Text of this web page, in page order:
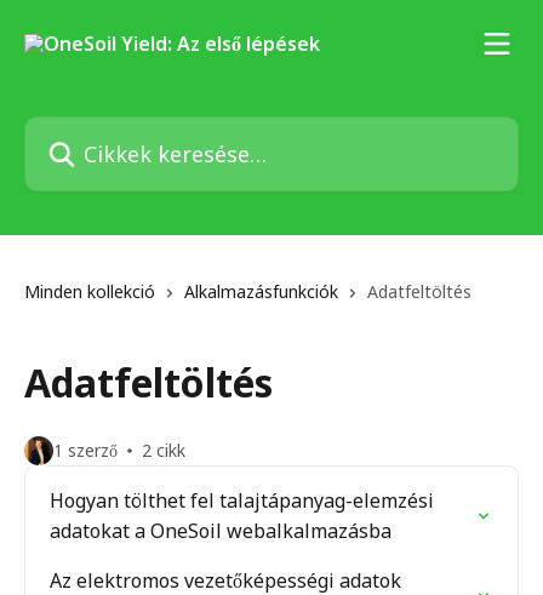
Cikkek keresése…
Minden kollekció Alkalmazásfunkciók Adatfeltöltés
Adatfeltöltés
1 szerző 2 cikk
Hogyan tölthet fel talajtápanyag-elemzési
adatokat a OneSoil webalkalmazásba
Az elektromos vezetőképességi adatok